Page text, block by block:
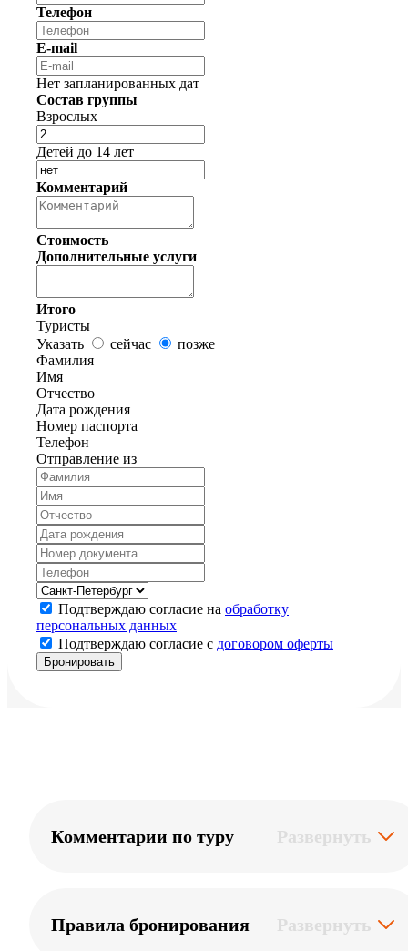
Телефон
E-mail
Нет запланированных дат
Состав группы
Взрослых
Детей до 14 лет
Комментарий
Стоимость
Дополнительные услуги
Итого
Туристы
Указать
сейчас
позже
Фамилия
Имя
Отчество
Дата рождения
Номер паспорта
Телефон
Отправление из
Подтверждаю согласие на обработку
персональных данных
Подтверждаю согласие с договором оферты
Комментарии по туру Развернуть
Правила бронирования Развернуть